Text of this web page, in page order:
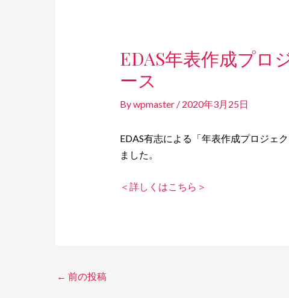
EDAS年表作成プロ
ース
Bywpmaster / 2020年3月25日
EDAS有志による「年表作成プロジェ
ました。
＜詳しくはこちら＞
← 前の投稿